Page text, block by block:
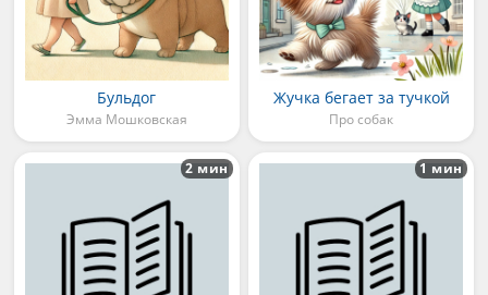
Бyльдог
Эмма Мошковская
Жучка бегает за тучкой
Про собак
2 мин 1 мин